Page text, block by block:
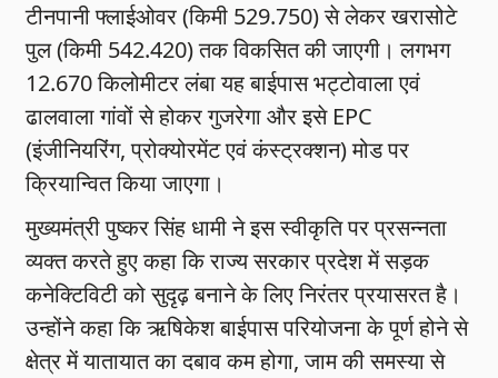
टीनपानी फ्लाईओवर (किमी 529.750) से लेकर खरासोटे
पुल (किमी 542.420) तक विकसित की जाएगी। लगभग
12.670 किलोमीटर लंबा यह बाईपास भट्टोवाला एवं
ढालवाला गांवों से होकर गुजरेगा और इसे EPC
(इंजीनियरिंग, प्रोक्योरमेंट एवं कंस्ट्रक्शन) मोड पर
क्रियान्वित किया जाएगा।
मुख्यमंत्री पुष्कर सिंह धामी ने इस स्वीकृति पर प्रसन्नता
व्यक्त करते हुए कहा कि राज्य सरकार प्रदेश में सड़क
कनेक्टिविटी को सुदृढ़ बनाने के लिए निरंतर प्रयासरत है।
उन्होंने कहा कि ऋषिकेश बाईपास परियोजना के पूर्ण होने से
क्षेत्र में यातायात का दबाव कम होगा, जाम की समस्या से